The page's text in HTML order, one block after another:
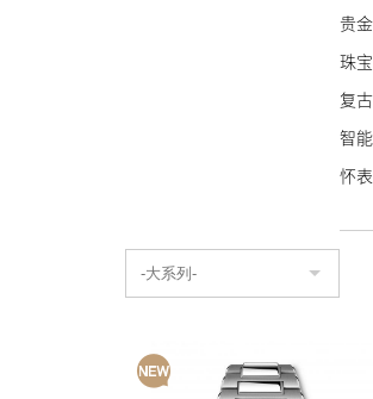
艾美
宝
波尔
豪
贵
珠宝
复古
智能
怀表